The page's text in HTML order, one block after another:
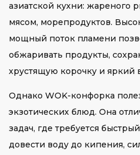
азиатской кухни: жареного
мясом, морепродуктов.
мощный поток пламени
обжаривать продукты,
хрустящую корочку и яркий
Однако WOK-конфорка
экзотических блюд. Она
задач, где требуется
довести воду до кипения,